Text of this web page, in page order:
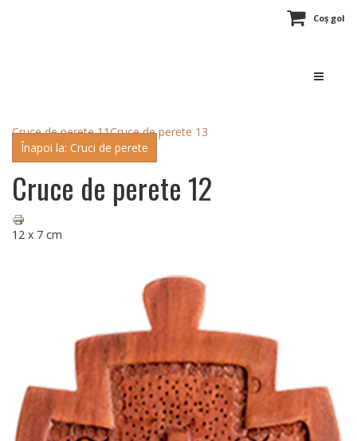
Coș gol
Cruce de perete 11Cruce de perete 13
Înapoi la: Cruci de perete
Cruce de perete 12
12 x 7 cm